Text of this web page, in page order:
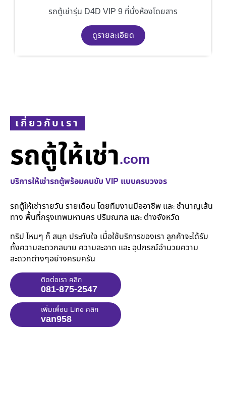
รถตู้เช่ารุ่น D4D VIP 9 ที่นั่งห้องโดยสาร
ดูรายละเอียด
เกี่ยวกับเรา
รถตู้ให้เช่า.com
บริการให้เช่ารถตู้พร้อมคนขับ VIP แบบครบวงจร
รถตู้ให้เช่ารายวัน รายเดือน โดยทีมงานมืออาชีพ และ ชำนาญเส้น
ทาง พื้นที่กรุงเทพมหานคร ปริมณฑล และ ต่างจังหวัด
ทริป ไหนๆ ก็ สนุก ประทับใจ เมื่อใช้บริการของเรา ลูกค้าจะได้รับ
ทั้งความสะดวกสบาย ความสะอาด และ อุปกรณ์อำนวยความ
สะดวกต่างๆอย่างครบครัน
ติดต่อเรา คลิก
081-875-2547
เพิ่มเพื่อน Line คลิก
van958